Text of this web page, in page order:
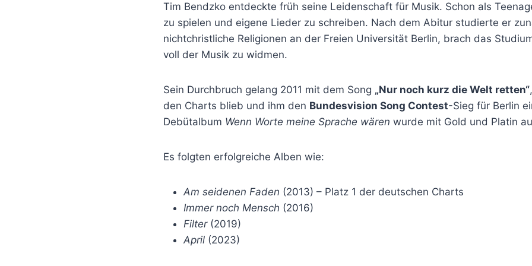
Tim Bendzko entdeckte früh seine Leidenschaft für Musik. Schon als
zu spielen und eigene Lieder zu schreiben. Nach dem Abitur studierte er
nichtchristliche Religionen an der Freien Universität Berlin, brach das
voll der Musik zu widmen.
Sein Durchbruch gelang 2011 mit dem Song „Nur noch kurz die Welt retten“
den Charts blieb und ihm den Bundesvision Song Contest-Sieg für Berlin
Debütalbum Wenn Worte meine Sprache wären wurde mit Gold und Platin
Es folgten erfolgreiche Alben wie:
Am seidenen Faden (2013) – Platz 1 der deutschen Charts
Immer noch Mensch (2016)
Filter(2019)
April (2023)